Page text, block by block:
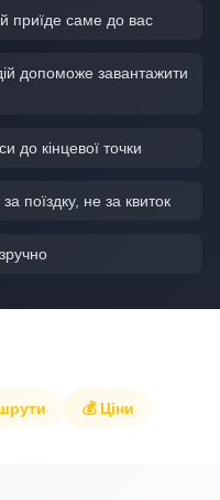
приїде саме до вас
допоможе завантажити
до кінцевої точки
поїздку, не за квиток
💰 Ціни